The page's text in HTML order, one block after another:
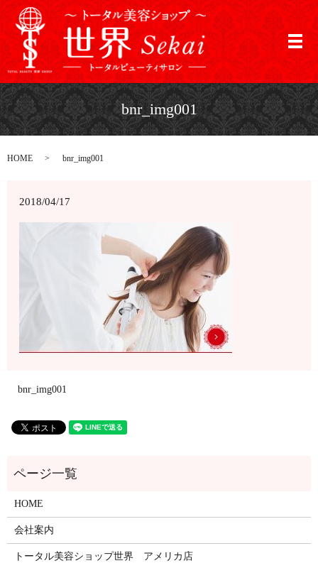
メ
bnr_img001
HOME bnr_img001
2018/04/17
bnr_img001
HOME
会社案内
トータル美容ショップ世界 アメリカ店